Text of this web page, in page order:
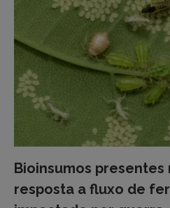
Bioinsumos presentes
resposta a fluxo de